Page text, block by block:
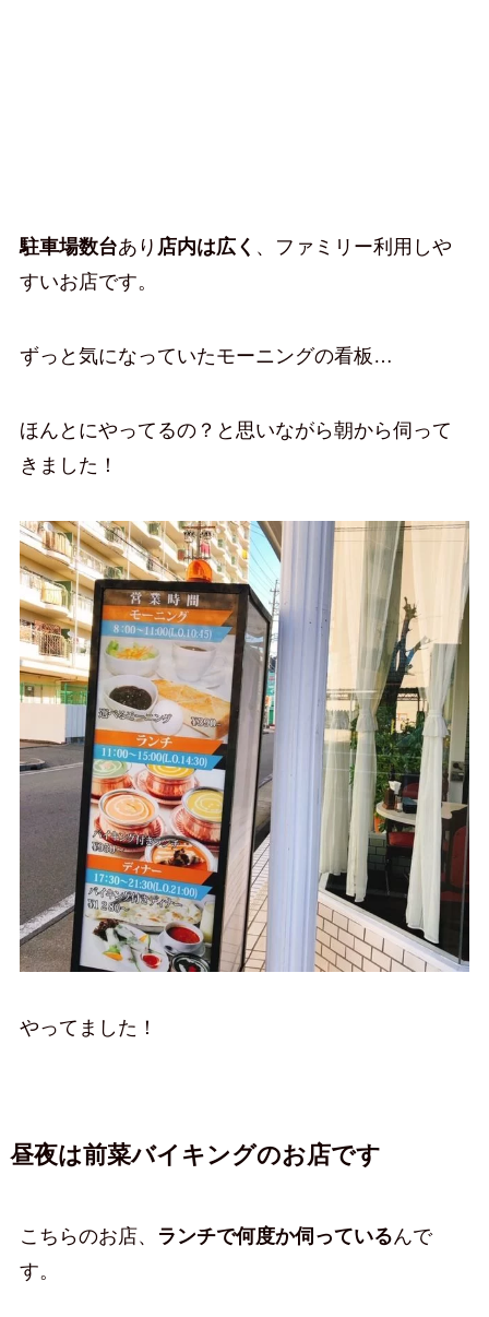
駐車場数台あり 店内は広く 、ファミリー利用しや
すいお店です。
ずっと気になっていたモーニングの看板…
ほんとにやってるの？と思いながら朝から伺って
きました！
やってました！
昼夜は前菜バイキングのお店です
こちらのお店、 ランチで何度か伺っているんで
す。